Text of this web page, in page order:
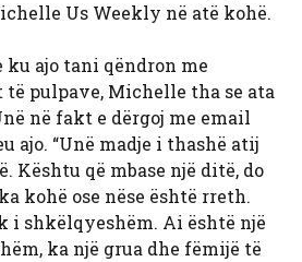
Us Weekly në atë kohë.
ku ajo tani qëndron me
pulpave, Michelle tha se ata
në fakt e dërgoj me email
ajo. “Unë madje i thashë atij
Kështu që mbase një ditë, do
kohë ose nëse është rreth.
i shkëlqyeshëm. Ai është një
ka një grua dhe fëmijë të